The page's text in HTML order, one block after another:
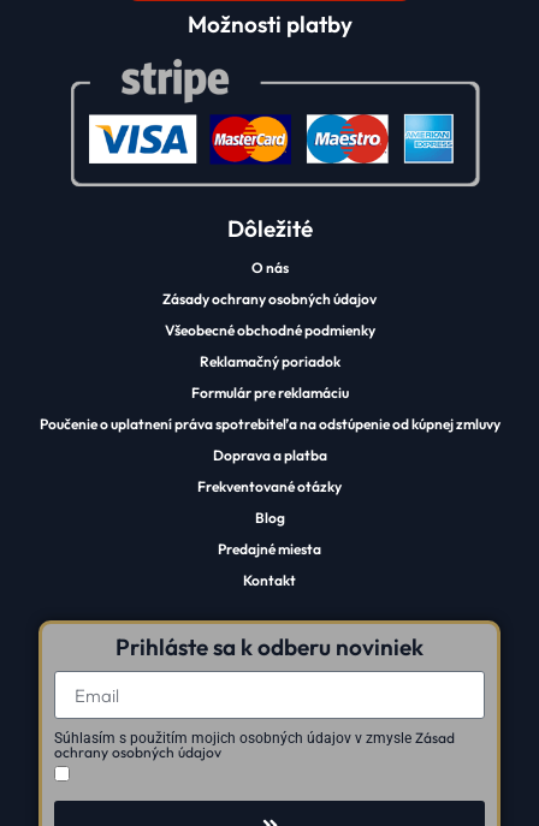
Prihláste sa k odberu noviniek
Súhlasím s použitím mojich osobných údajov v zmysleZásad
ochrany osobných údajov
Dôležité
O nás
Zásady ochrany osobných údajov
Všeobecné obchodné podmienky
Reklamačný poriadok
Formulár pre reklamáciu
Poučenie o uplatnení práva spotrebiteľa na odstúpenie od kúpnej zmluvy
Doprava a platba
Frekventované otázky
Blog
Predajné miesta
Kontakt
Možnosti platby